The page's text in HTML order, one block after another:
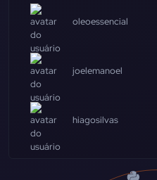
oleoessencial
joelemanoel
hiagosilvas